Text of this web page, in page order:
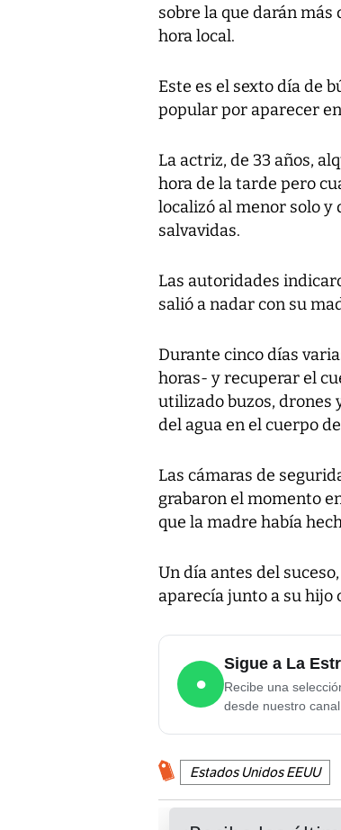
sobre la que darán más
hora local.
Este es el sexto día de
popular por aparecer
La actriz, de 33 años,
hora de la tarde pero
localizó al menor solo y
salvavidas.
Las autoridades
salió a nadar con su
Durante cinco días
horas- y recuperar el
utilizado buzos, drones
del agua en el cuerpo
Las cámaras de
grabaron el momento
que la madre había
Un día antes del
aparecía junto a su hijo
●
Sigue a La
Recibe una
desde nuestro
Estados Unidos EEUU